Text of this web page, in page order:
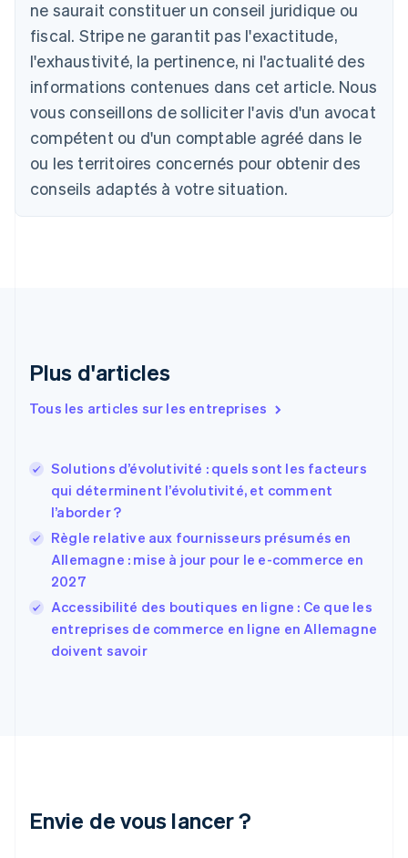
ne saurait constituer un conseil juridique ou
fiscal. Stripe ne garantit pas l'exactitude,
l'exhaustivité, la pertinence, ni l'actualité des
informations contenues dans cet article. Nous
vous conseillons de solliciter l'avis d'un avocat
compétent ou d'un comptable agréé dans le
ou les territoires concernés pour obtenir des
conseils adaptés à votre situation.
Plus d'articles
Tous les articles sur les entreprises
Solutions d’évolutivité : quels sont les facteurs
qui déterminent l’évolutivité, et comment
l’aborder ?
Règle relative aux fournisseurs présumés en
Allemagne : mise à jour pour le e-commerce en
2027
Accessibilité des boutiques en ligne : Ce que les
entreprises de commerce en ligne en Allemagne
doivent savoir
Envie de vous lancer ?
Deutsch English
Australie
English
Autriche
DeutschEnglish
Belgique
Brésil
PortuguêsEnglish
EnglishItaliano
English
Espagne
EspañolEnglish
Estonie
États-Unis
EnglishEspañol 简体中文
Finlande
France
FrançaisEnglish
Gibraltar
English
Italie